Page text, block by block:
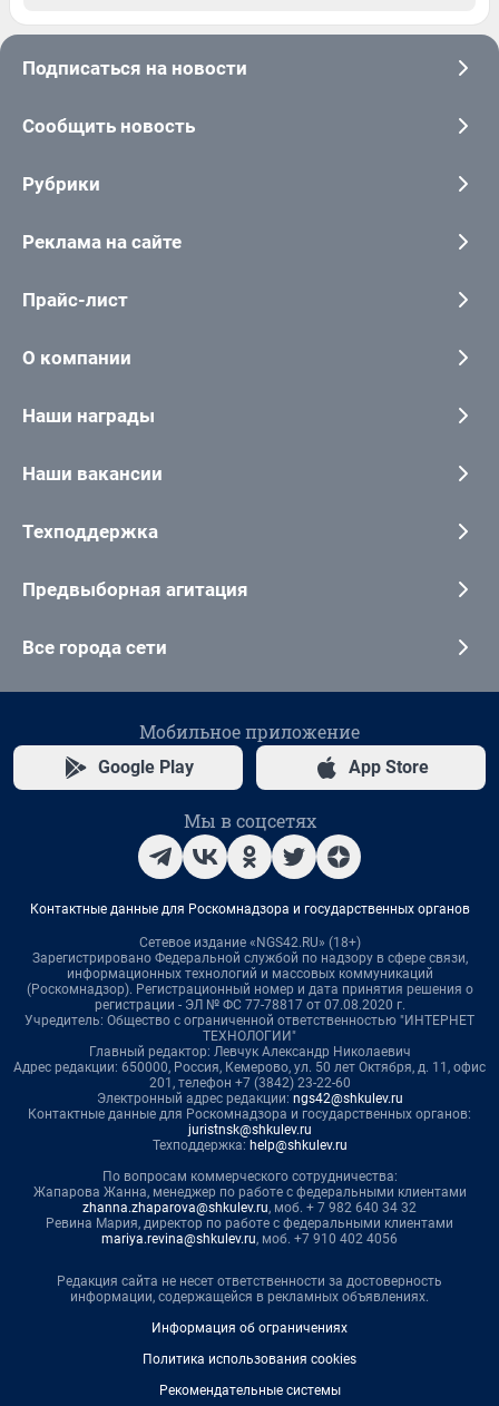
Подписаться на новости
Сообщить новость
Рубрики
Реклама на сайте
Прайс-лист
О компании
Наши награды
Наши вакансии
Техподдержка
Предвыборная агитация
Все города сети
Мобильное приложение
Google Play App Store
Мы в соцсетях
Контактные данные для Роскомнадзора и государственных органов
Сетевое издание «NGS42.RU» (18+)
Зарегистрировано Федеральной службой по надзору в сфере связи,
информационных технологий и массовых коммуникаций
(Роскомнадзор). Регистрационный номер и дата принятия решения о
регистрации - ЭЛ № ФС 77-78817 от 07.08.2020 г.
Учредитель: Общество с ограниченной ответственностью "ИНТЕРНЕТ
ТЕХНОЛОГИИ"
Главный редактор: Левчук Александр Николаевич
Адрес редакции: 650000, Россия, Кемерово, ул. 50 лет Октября, д. 11, офис
201, телефон +7 (3842) 23-22-60
Электронный адрес редакции: ngs42@shkulev.ru
Контактные данные для Роскомнадзора и государственных органов:
juristnsk@shkulev.ru
Техподдержка: help@shkulev.ru
По вопросам коммерческого сотрудничества:
Жапарова Жанна, менеджер по работе с федеральными клиентами
zhanna.zhaparova@shkulev.ru, моб. + 7 982 640 34 32
Ревина Мария, директор по работе с федеральными клиентами
mariya.revina@shkulev.ru, моб. +7 910 402 4056
Редакция сайта не несет ответственности за достоверность
информации, содержащейся в рекламных объявлениях.
Информация об ограничениях
Политика использования cookies
Рекомендательные системы